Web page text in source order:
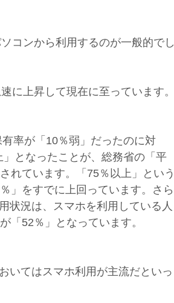
コンから利用するのが一般的でし
に上昇して現在に至っています。
率が「10％弱」だったのに対
となったことが、総務省の「平
れています。「75％以上」という
」をすでに上回っています。さら
状況は、スマホを利用している人
「52％」となっています。
いてはスマホ利用が主流だといっ